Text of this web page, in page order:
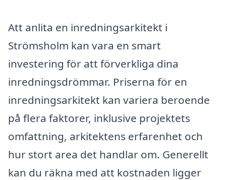
Att anlita en inredningsarkitekt i
Strömsholm kan vara en smart
investering för att förverkliga dina
inredningsdrömmar. Priserna för en
inredningsarkitekt kan variera beroende
på flera faktorer, inklusive projektets
omfattning, arkitektens erfarenhet och
hur stort area det handlar om. Generellt
kan du räkna med att kostnaden ligger